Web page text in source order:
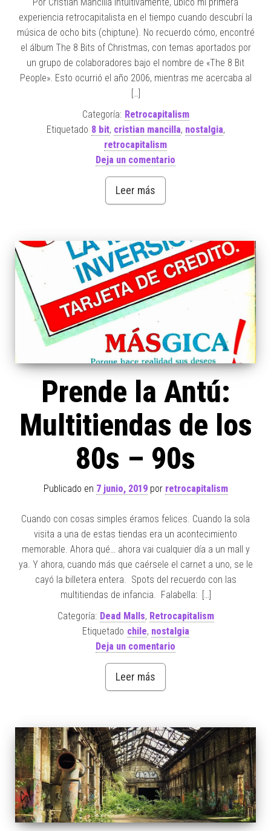
experiencia retrocapitalista en el tiempo cuando descubrí la
música de ocho bits (chiptune). No recuerdo cómo, encontré
el álbum The 8 Bits of Christmas, con temas aportados por
un grupo de colaboradores bajo el nombre de «The 8 Bit
People». Esto ocurrió el año 2006, mientras me acercaba al
[…]
Categoría: Retrocapitalism
Etiquetado 8 bit, cristian mancilla, nostalgia,
retrocapitalism
Deja un comentario
Leer más
Prende la Antú:
Multitiendas de los
80s – 90s
Publicado en 7 junio, 2019por retrocapitalism
Cuando con cosas simples éramos felices. Cuando la sola
visita a una de estas tiendas era un acontecimiento
memorable. Ahora qué… ahora vai cualquier día a un mall y
ya. Y ahora, cuando más que caérsele el carnet a uno, se le
cayó la billetera entera. Spots del recuerdo con las
multitiendas de infancia. Falabella: […]
Categoría: Dead Malls, Retrocapitalism
Etiquetado chile, nostalgia
Deja un comentario
Leer más